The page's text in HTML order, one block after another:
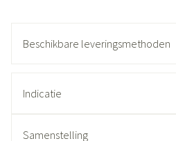
Beschikbare leveringsmethoden
Indicatie
Samenstelling